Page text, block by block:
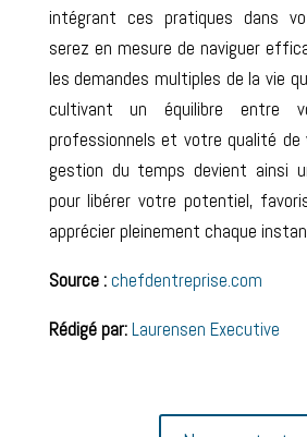
intégrant ces pratiques dans
serez en mesure de naviguer
les demandes multiples de la vie
cultivant un équilibre entre
professionnels et votre qualité de
gestion du temps devient ainsi
pour libérer votre potentiel,
apprécier pleinement chaque
Source :chefdentreprise.com
Rédigé par:Laurensen Executive